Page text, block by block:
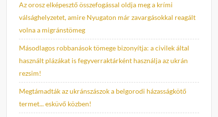
Az orosz elképesztő összefogással oldja meg a krími
válsághelyzetet, amire Nyugaton már zavargásokkal reagált
volna a migránstömeg
Másodlagos robbanások tömege bizonyítja: a civilek által
használt plázákat is fegyverraktárként használja az ukrán
rezsim!
Megtámadták az ukránszászok a belgorodi házasságkötő
termet... esküvő közben!